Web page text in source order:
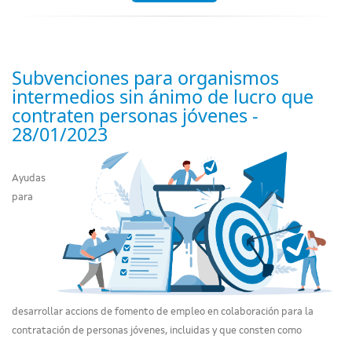
Subvenciones para organismos
intermedios sin ánimo de lucro que
contraten personas jóvenes -
28/01/2023
Ayudas
para
desarrollar accions de fomento de empleo en colaboración para la
contratación de personas jóvenes, incluidas y que consten como